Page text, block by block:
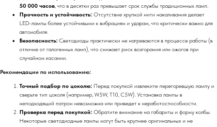
50 000 часов, что в десятки раз превышает срок службы традиционных ламп.
Прочность и устойчивость: Отсутствие хрупкой нити накаливания делает
LED-лампы более устойчивыми к вибрациям и ударам, что критически важно для
автомобиля.
Безопасность: Светодиоды практически не нагреваются в процессе работы (в
отличие от галогенных ламп), что снижает риск возгорания или ожогов при
случайном касании.
Рекомендации по использованию:
Точный подбор по цоколю: Перед покупкой извлеките перегоревшую лампу и
сверьте тип цоколя (например, W5W, T10, C5W). Установка лампы в
неподходящий патрон невозможна или приведет к неработоспособности.
Проверка перед покупкой: Обратите внимание на габариты и форму колбы.
Некоторые светодиодные лампы могут быть крупнее оригинальных и не